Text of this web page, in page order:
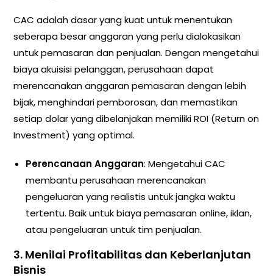
CAC adalah dasar yang kuat untuk menentukan
seberapa besar anggaran yang perlu dialokasikan
untuk pemasaran dan penjualan. Dengan mengetahui
biaya akuisisi pelanggan, perusahaan dapat
merencanakan anggaran pemasaran dengan lebih
bijak, menghindari pemborosan, dan memastikan
setiap dolar yang dibelanjakan memiliki ROI (Return on
Investment) yang optimal.
Perencanaan Anggaran: Mengetahui CAC
membantu perusahaan merencanakan
pengeluaran yang realistis untuk jangka waktu
tertentu. Baik untuk biaya pemasaran online, iklan,
atau pengeluaran untuk tim penjualan.
3. Menilai Profitabilitas dan Keberlanjutan
Bisnis